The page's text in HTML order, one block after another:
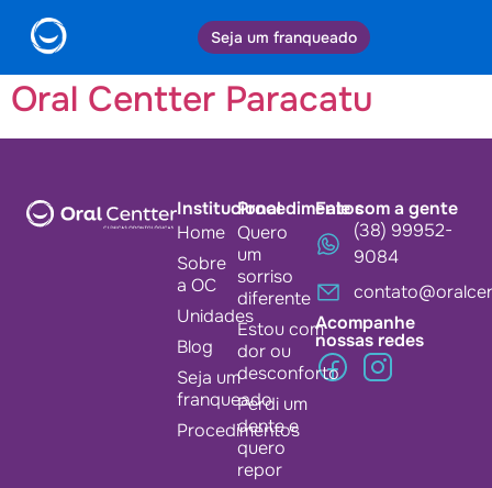
Seja um franqueado
Cidade: Paracatu
Oral Centter Paracatu
Institucional
Home
Sobre
a OC
Unidades
Blog
Seja um
franqueado
Procedimentos
Procedimentos
Quero
um
sorriso
diferente
Estou com
dor ou
desconforto
Perdi um
dente e
quero
repor
Fale com a gente
(38) 99952-
9084
Acompanhe
nossas redes